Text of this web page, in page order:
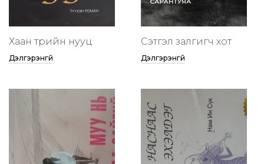
Хаан төрийн нууц
Дэлгэрэнгүй
Сэтгэл залгигч хот
Дэлгэрэнгүй